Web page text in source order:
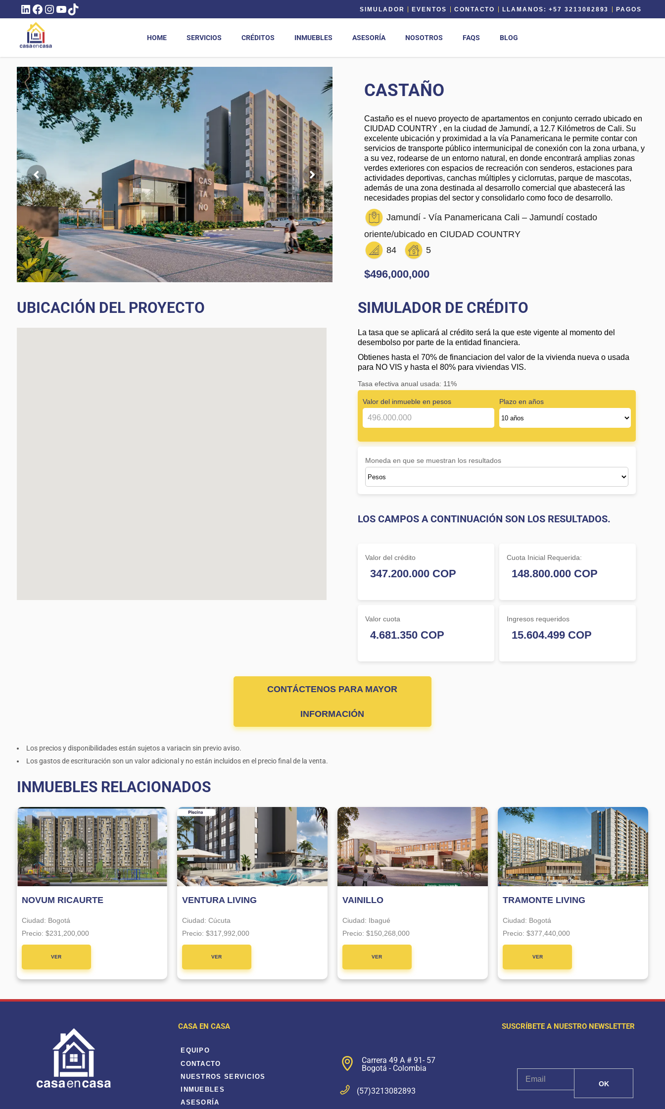
LINKEDIN
FACEBOOK
INSTAGRAM
YOUTUBE
TIKTOK SIMULADOR EVENTOS CONTACTO LLAMANOS: +57 3213082893 PAGOS
HOME SERVICIOS CRÉDITOS INMUEBLES ASESORÍA NOSOTROS FAQS BLOG
CASTAÑO
Castaño es el nuevo proyecto de apartamentos en conjunto cerrado ubicado en
CIUDAD COUNTRY , en la ciudad de Jamundí, a 12.7 Kilómetros de Cali. Su
excelente ubicación y proximidad a la vía Panamericana le permite contar con
servicios de transporte público intermunicipal de conexión con la zona urbana, y
a su vez, rodearse de un entorno natural, en donde encontrará amplias zonas
verdes exteriores con espacios de recreación con senderos, estaciones para
actividades deportivas, canchas múltiples y ciclorrutas, parque de mascotas,
además de una zona destinada al desarrollo comercial que abastecerá las
necesidades propias del sector y consolidarlo como foco de desarrollo.
Jamundí - Vía Panamericana Cali – Jamundí costado
oriente/ubicado en CIUDAD COUNTRY
84
5
$496,000,000
UBICACIÓN DEL PROYECTO SIMULADOR DE CRÉDITO
La tasa que se aplicará al crédito será la que este vigente al momento del
desembolso por parte de la entidad financiera.
Obtienes hasta el 70% de financiacion del valor de la vivienda nueva o usada
para NO VIS y hasta el 80% para viviendas VIS.
Tasa efectiva anual usada: 11%
Valor del inmueble en pesos Plazo en años
Moneda en que se muestran los resultados
LOS CAMPOS A CONTINUACIÓN SON LOS RESULTADOS.
Valor del crédito Cuota Inicial Requerida:
Valor cuota Ingresos requeridos
CONTÁCTENOS PARA MAYOR
INFORMACIÓN
Los precios y disponibilidades están sujetos a variacin sin previo aviso.
Los gastos de escrituración son un valor adicional y no están incluidos en el precio final de la venta.
INMUEBLES RELACIONADOS
NOVUM RICAURTE
Ciudad: Bogotá
Precio: $231,200,000
VER
VENTURA LIVING
Ciudad: Cúcuta
Precio: $317,992,000
VER
VAINILLO
Ciudad: Ibagué
Precio: $150,268,000
VER
TRAMONTE LIVING
Ciudad: Bogotá
Precio:$377,440,000
VER
CASA EN CASA
EQUIPO
CONTACTO
NUESTROS SERVICIOS
INMUEBLES
ASESORÍA
Carrera 49 A # 91- 57
Bogotá - Colombia
(57)3213082893
SUSCRÍBETE A NUESTRO NEWSLETTER